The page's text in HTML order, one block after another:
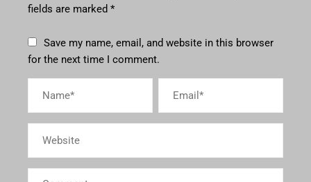
fields are marked *
Save my name, email, and website in this browser
for the next time I comment.